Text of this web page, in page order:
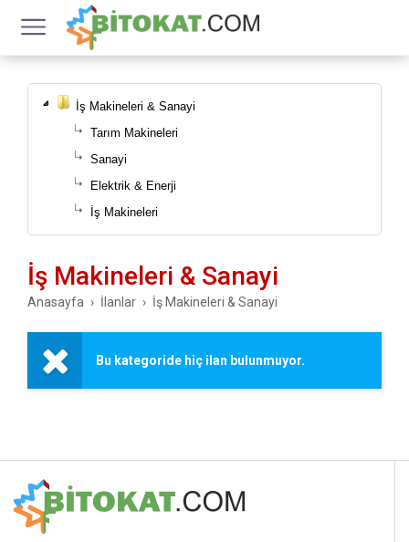
İş Makineleri & Sanayi
Tarım Makineleri
Sanayi
Elektrik & Enerji
İş Makineleri
İş Makineleri & Sanayi
Anasayfa İlanlar İş Makineleri & Sanayi
Bu kategoride hiç ilan bulunmuyor.